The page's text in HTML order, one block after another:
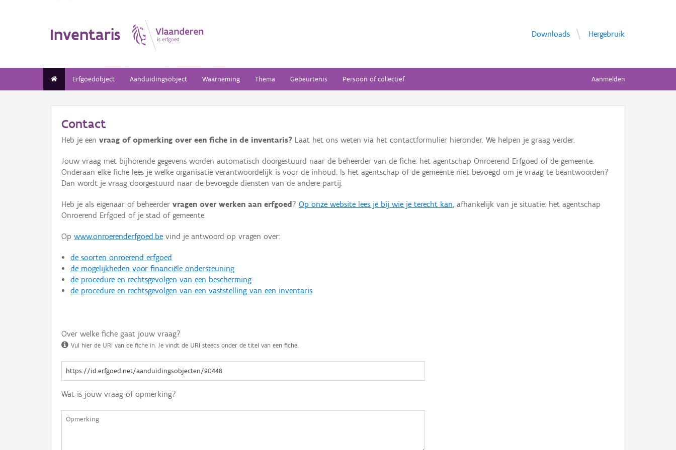
Inventaris Downloads Hergebruik
Erfgoedobject Aanduidingsobject Waarneming Thema Gebeurtenis Persoon of collectief Aanmelden
Contact
Heb je een vraag of opmerking over een fiche in de inventaris? Laat het ons weten via het contactformulier hieronder. We helpen je graag verder.
Jouw vraag met bijhorende gegevens worden automatisch doorgestuurd naar de beheerder van de fiche: het agentschap Onroerend Erfgoed of de gemeente.
Onderaan elke fiche lees je welke organisatie verantwoordelijk is voor de inhoud. Is het agentschap of de gemeente niet bevoegd om je vraag te beantwoorden?
Dan wordt je vraag doorgestuurd naar de bevoegde diensten van de andere partij.
Heb je als eigenaar of beheerder vragen over werken aan erfgoed ? Op onze website lees je bij wie je terecht kan, afhankelijk van je situatie: het agentschap
Onroerend Erfgoed of je stad of gemeente.
Op www.onroerenderfgoed.be vind je antwoord op vragen over:
de soorten onroerend erfgoed
de mogelijkheden voor financiële ondersteuning
de procedure en rechtsgevolgen van een bescherming
de procedure en rechtsgevolgen van een vaststelling van een inventaris
Over welke fiche gaat jouw vraag?
Vul hier de URI van de fiche in. Je vindt de URI steeds onder de titel van een fiche.
Wat is jouw vraag of opmerking?